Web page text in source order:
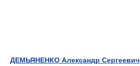
ДЕМЬЯНЕНКО Александр Сергеевич